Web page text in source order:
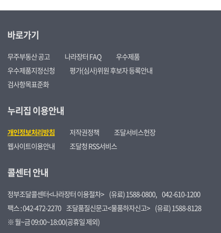
바로가기
무주부동산 공고 나라장터 FAQ
우수제품
우수제품지정신청
평가(심사)위원 후보자 등록안내
검사항목표준화
누리집 이용안내
개인정보처리방침 저작권정책
조달서비스헌장
웹사이트이용안내
조달청 RSS서비스
콜센터 안내
정부조달콜센터<나라장터 이용절차> (유료) 1588-0800, 042-610-1200
팩스 : 042-472-2270 조달품질신문고<물품하자신고> (유료) 1588-8128
※ 월~금 09:00~18:00(공휴일 제외)